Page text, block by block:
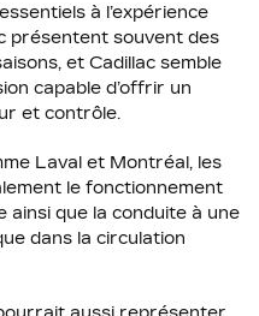
à l’expérience
présentent souvent des
et Cadillac semble
capable d’offrir un
et contrôle.
Laval et Montréal, les
le fonctionnement
ainsi que la conduite à une
dans la circulation